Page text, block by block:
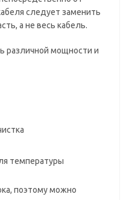
следует заменить
а не весь кабель.
различной мощности и
температуры
поэтому можно